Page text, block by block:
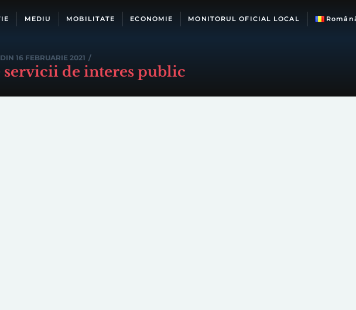
MEDIU MOBILITATE ECONOMIE MONITORUL OFICIAL LOCAL
16 FEBRUARIE 2021 /
de interes public